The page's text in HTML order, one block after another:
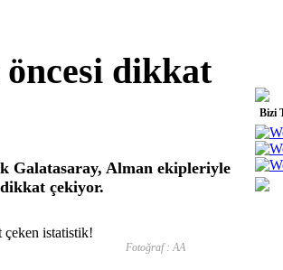
dikkat
Galatasaray, Alman ekipleriyle
dikkat çekiyor.
Fotoğraf : AA
Bizi